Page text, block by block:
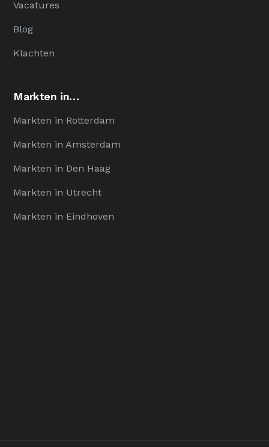
Vacatures
Blog
Klachten
Markten in…
Markten in Rotterdam
Markten in Amsterdam
Markten in Den Haag
Markten in Utrecht
Markten in Eindhoven